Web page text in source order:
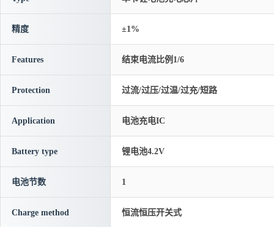
精度 ±1%
Features 结束电流比例1/6
Protection 过流/过压/过温/过充/短路
Application 电池充电IC
Battery type 锂电池4.2V
电池节数 1
Charge method 恒流恒压开关式